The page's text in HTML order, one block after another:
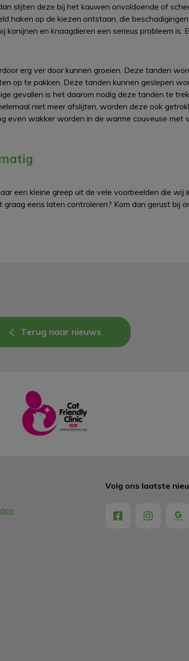
slijten deze bij het kauwen onvoldoende of
haken op de kiezen ontstaan, die
en knaagdieren een serieus probleem is.
erg ver door kunnen groeien. Deze tanden
op te pakken. Deze tanden kunnen geslepen
gevallen is het daarom nodig deze tanden te
niet meer afslijten, worden deze ook
even wakker worden in de warme couveuse
een kleine greep uit de vele voorbeelden die
eens laten controleren? Kom dan gerust bij
Terug naar nieuws
Volg ons laatste